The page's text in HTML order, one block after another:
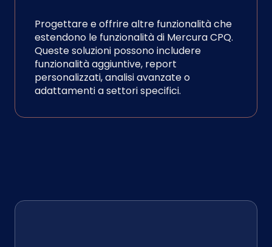
Progettare e offrire altre funzionalità che
estendono le funzionalità di Mercura CPQ.
Queste soluzioni possono includere
funzionalità aggiuntive, report
personalizzati, analisi avanzate o
adattamenti a settori specifici.